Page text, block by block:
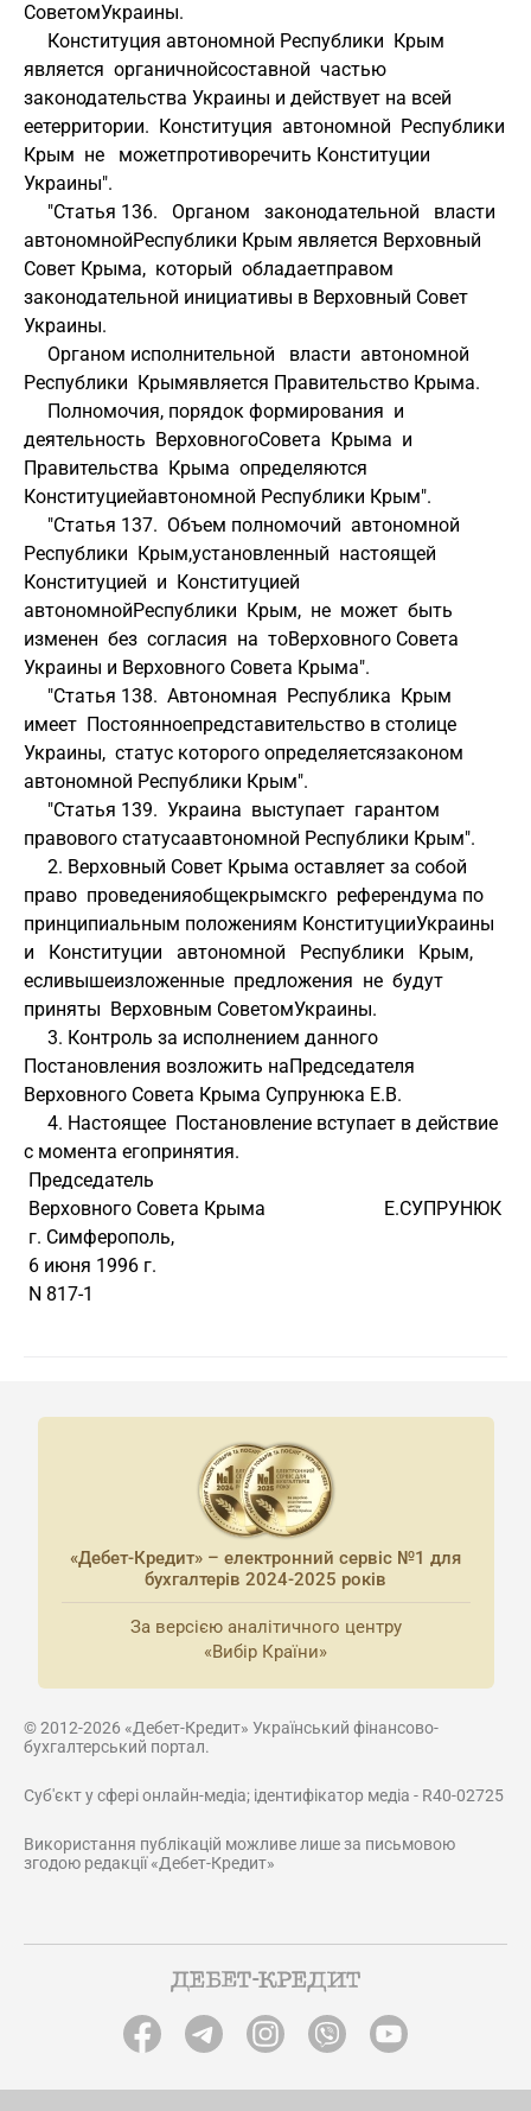
СоветомУкраины.
является  органичнойсоставной  частью
законодательства Украины и действует на всей
еетерритории.  Конституция  автономной  Республики
Крым  не   можетпротиворечить Конституции
Украины".
автономнойРеспублики Крым является Верховный
Совет Крыма,  который  обладаетправом
законодательной инициативы в Верховный Совет
Украины.
Республики  Крымявляется Правительство Крыма.
деятельность  ВерховногоСовета  Крыма  и
Правительства  Крыма  определяются
Конституциейавтономной Республики Крым".
Республики  Крым,установленный  настоящей
Конституцией  и  Конституцией
автономнойРеспублики  Крым,  не  может  быть
изменен  без  согласия  на  тоВерховного Совета
Украины и Верховного Совета Крыма".
имеет  Постоянноепредставительство в столице
Украины,  статус которого определяетсязаконом
автономной Республики Крым".
правового статусаавтономной Республики Крым".
право  проведенияобщекрымскго  референдума по
принципиальным положениям КонституцииУкраины
и   Конституции   автономной   Республики   Крым,
есливышеизложенные  предложения  не  будут
приняты  Верховным СоветомУкраины.
Постановления возложить наПредседателя
Верховного Совета Крыма Супрунюка Е.В.
с момента егопринятия.
Председатель
Верховного Совета Крыма                         Е.СУПРУНЮК
г. Симферополь,
6 июня 1996 г.
N 817-1
«Дебет-Кредит» – електронний сервіс №1 для
бухгалтерів 2024-2025 років
За версією аналітичного центру
«Вибір Країни»
© 2012-2026 «Дебет-Кредит» Український фінансово-
бухгалтерський портал.
Суб'єкт у сфері онлайн-медіа; ідентифікатор медіа - R40-02725
Використання публікацій можливе лише за письмовою
згодою редакції «Дебет-Кредит»